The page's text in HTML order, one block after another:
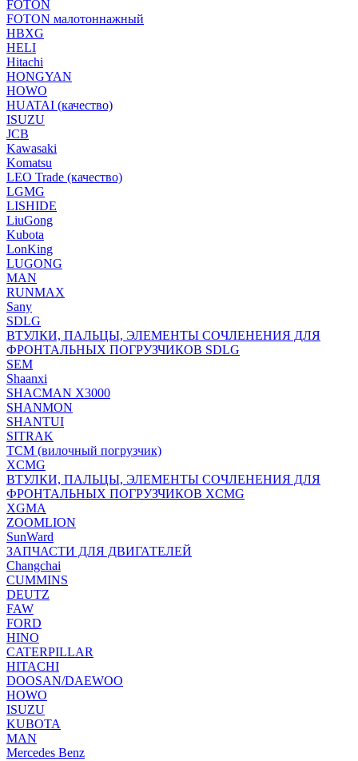
FOTON
FOTON малотоннажный
HBXG
HELI
Hitachi
HONGYAN
HOWO
HUATAI (качество)
ISUZU
JCB
Kawasaki
Komatsu
LEO Trade (качество)
LGMG
LISHIDE
LiuGong
Kubota
LonKing
LUGONG
MAN
RUNMAX
Sany
SDLG
ВТУЛКИ, ПАЛЬЦЫ, ЭЛЕМЕНТЫ СОЧЛЕНЕНИЯ ДЛЯ
ФРОНТАЛЬНЫХ ПОГРУЗЧИКОВ SDLG
SEM
Shaanxi
SHACMAN X3000
SHANMON
SHANTUI
SITRAK
TCM (вилочный погрузчик)
XCMG
ВТУЛКИ, ПАЛЬЦЫ, ЭЛЕМЕНТЫ СОЧЛЕНЕНИЯ ДЛЯ
ФРОНТАЛЬНЫХ ПОГРУЗЧИКОВ XCMG
XGMA
ZOOMLION
SunWard
ЗАПЧАСТИ ДЛЯ ДВИГАТЕЛЕЙ
Changchai
CUMMINS
DEUTZ
FAW
FORD
HINO
CATERPILLAR
HITACHI
DOOSAN/DAEWOO
HOWO
ISUZU
KUBOTA
MAN
Mercedes Benz